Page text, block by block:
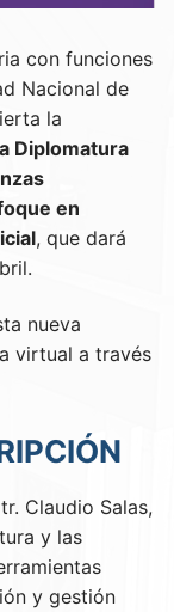
con funciones
Nacional de
la
Diplomatura
en
, que dará
nueva
virtual a través
Claudio Salas,
y las
y gestión